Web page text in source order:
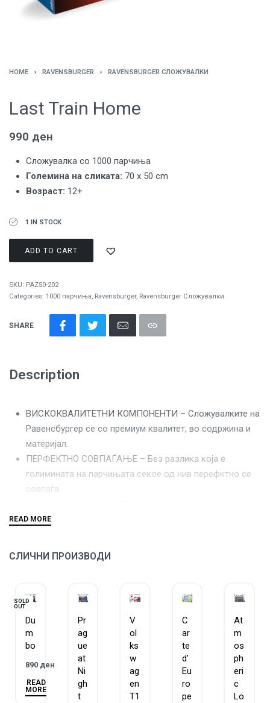
HOME › RAVENSBURGER › RAVENSBURGER СЛОЖУВАЛКИ
Last Train Home
990 ден
Сложувалка со 1000 парчиња
Големина на сликата: 70 x 50 cm
Возраст: 12+
1 IN STOCK
ADD TO CART
SKU: PAZ50-202
Categories: 1000 парчиња, Ravensburger, Ravensburger Сложувалки
SHARE
Description
ВИСКОКВАЛИТЕТНИ КОМПОНЕНТИ – Сложувалките на
Равенсбургер се со премиум квалитет, во содржина и
материјал.
ПЕРФЕКТНО СОВПАЃАЊЕ – Без разлика која е
голимината на парчињата секое од нив перефктно се
совпаѓа.
сложувалките се составени од парчиња со уникатниа
традиција на изработка на сложувалки и игри повеќе
ГОБЛИН е официјален дистрибутер на Равенсбургер за
СЛИЧНИ ПРОИЗВОДИ
SOLD
OUT
Du
m
bo
890 ден
READ
MORE
Pr
ag
ue
at
Ni
gh
t
V
ol
ks
w
ag
en
T1
C
ar
te
d’
Eu
ro
pe
At
m
os
ph
eri
c
Lo